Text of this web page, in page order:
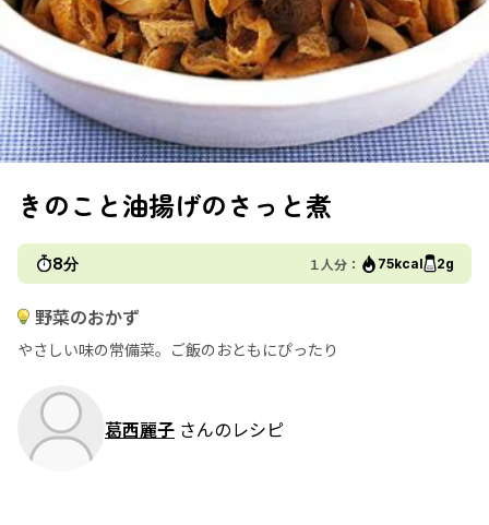
きのこと油揚げのさっと煮
8分 １人分： 75kcal 2g
野菜のおかず
やさしい味の常備菜。ご飯のおともにぴったり
葛西麗子 さんのレシピ